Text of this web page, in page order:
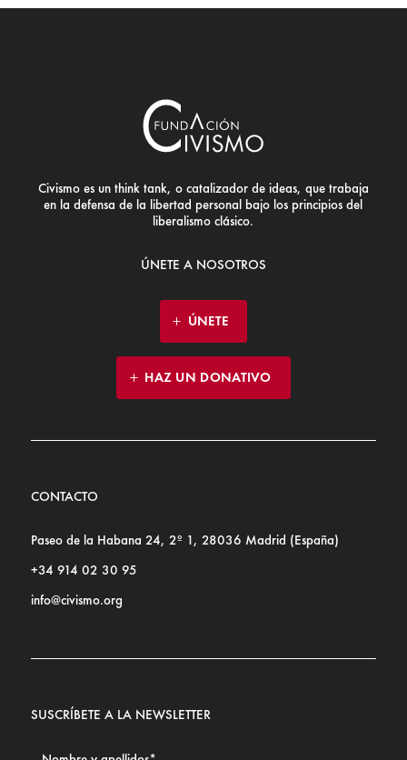
Civismo es un think tank, o catalizador de ideas, que trabaja
en la defensa de la libertad personal bajo los principios del
liberalismo clásico.
ÚNETE A NOSOTROS
ÚNETE
HAZ UN DONATIVO
CONTACTO
Paseo de la Habana 24, 2º 1, 28036 Madrid (España)
+34 914 02 30 95
info@civismo.org
SUSCRÍBETE A LA NEWSLETTER